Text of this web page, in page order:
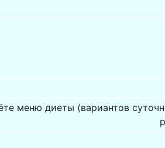
меню диеты (вариантов